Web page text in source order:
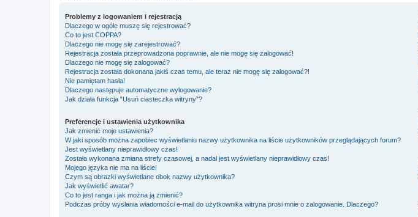
Problemy z logowaniem i rejestracją
Dlaczego w ogóle muszę się rejestrować?
Co to jest COPPA?
Dlaczego nie mogę się zarejestrować?
Rejestracja została przeprowadzona poprawnie, ale nie mogę się zalogować!
Dlaczego nie mogę się zalogować?
Rejestracja została dokonana jakiś czas temu, ale teraz nie mogę się zalogować?!
Nie pamiętam hasła!
Dlaczego następuje automatyczne wylogowanie?
Jak działa funkcja “Usuń ciasteczka witryny”?
Preferencje i ustawienia użytkownika
Jak zmienić moje ustawienia?
W jaki sposób można zapobiec wyświetlaniu nazwy użytkownika na liście użytkowników przeglądających forum?
Jest wyświetlany nieprawidłowy czas!
Została wykonana zmiana strefy czasowej, a nadal jest wyświetlany nieprawidłowy czas!
Mojego języka nie ma na liście!
Czym są obrazki wyświetlane obok nazwy użytkownika?
Jak wyświetlić awatar?
Co to jest ranga i jak można ją zmienić?
Podczas próby wysłania wiadomości e-mail do użytkownika witryna prosi mnie o zalogowanie. Dlaczego?